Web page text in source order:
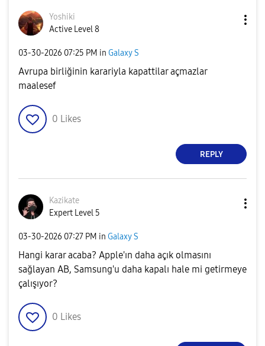
Yoshiki
Active Level 8
‎03-30-2026 07:25 PM in Galaxy S
Avrupa birliğinin karariyla kapattilar açmazlar
maalesef
0 Likes
REPLY
Kazikate
Expert Level 5
‎03-30-2026 07:27 PM in Galaxy S
Hangi karar acaba? Apple'ın daha açık olmasını
sağlayan AB, Samsung'u daha kapalı hale mi getirmeye
çalışıyor?
0 Likes